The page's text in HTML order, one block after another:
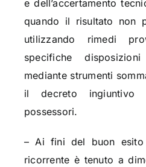
e dell’accertamento
quando il risultato non
utilizzando rimedi
specifiche
mediante strumenti
il decreto ingiuntivo
possessori.
– Ai fini del buon esito
ricorrente è tenuto a